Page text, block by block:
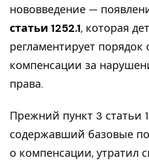
нововведение —
статьи 1252.1, которая
регламентирует порядок
компенсации за
права.
Прежний пункт 3 статьи
содержавший базовые
о компенсации, утратил